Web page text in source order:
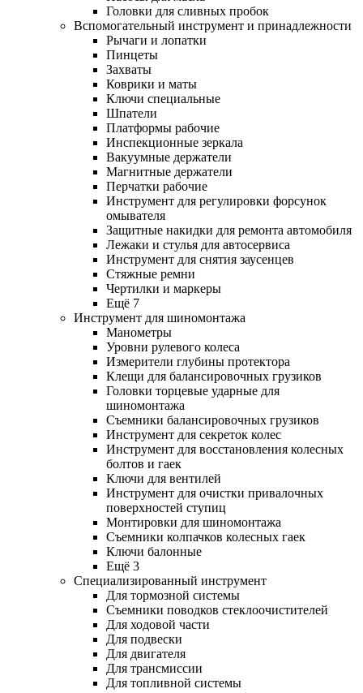
Головки для сливных пробок
Вспомогательный инструмент и принадлежности
Рычаги и лопатки
Пинцеты
Захваты
Коврики и маты
Ключи специальные
Шпатели
Платформы рабочие
Инспекционные зеркала
Вакуумные держатели
Магнитные держатели
Перчатки рабочие
Инструмент для регулировки форсунок
омывателя
Защитные накидки для ремонта автомобиля
Лежаки и стулья для автосервиса
Инструмент для снятия заусенцев
Стяжные ремни
Чертилки и маркеры
Ещё 7
Инструмент для шиномонтажа
Манометры
Уровни рулевого колеса
Измерители глубины протектора
Клещи для балансировочных грузиков
Головки торцевые ударные для
шиномонтажа
Съемники балансировочных грузиков
Инструмент для секреток колес
Инструмент для восстановления колесных
болтов и гаек
Ключи для вентилей
Инструмент для очистки привалочных
поверхностей ступиц
Монтировки для шиномонтажа
Съемники колпачков колесных гаек
Ключи балонные
Ещё 3
Специализированный инструмент
Для тормозной системы
Съемники поводков стеклоочистителей
Для ходовой части
Для подвески
Для двигателя
Для трансмиссии
Для топливной системы